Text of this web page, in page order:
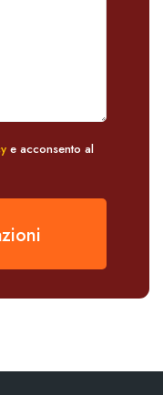
e acconsento al